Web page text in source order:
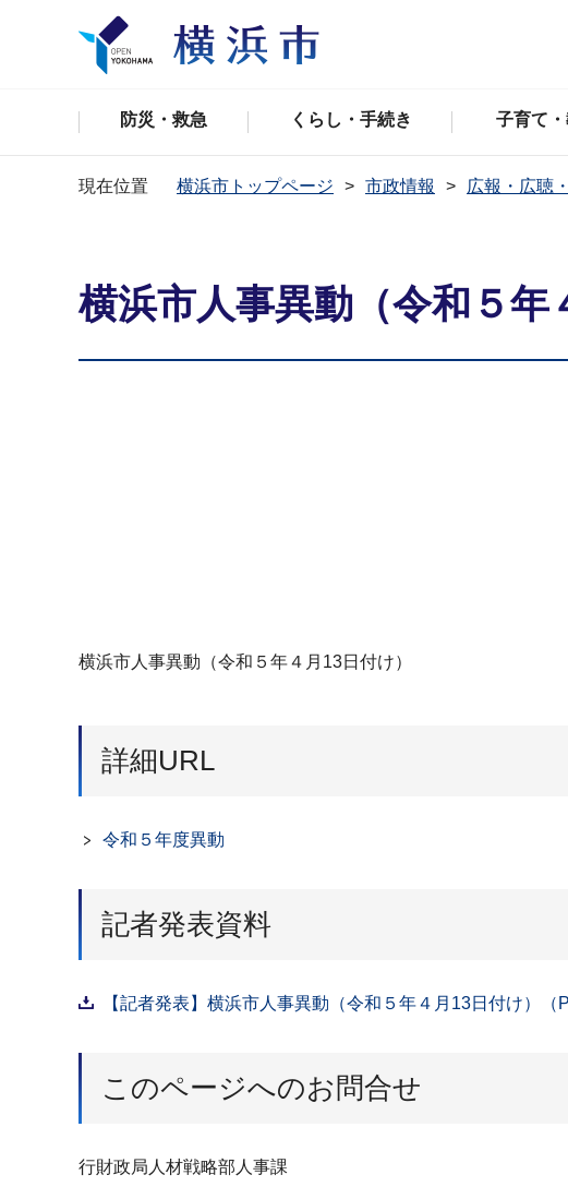
防災・救急 くらし・手続き 子育て
現在位置 横浜市トップページ 市政情報 広報・広聴
横浜市人事異動（令和５年
横浜市人事異動（令和５年４月13日付け）
詳細URL
令和５年度異動
記者発表資料
【記者発表】横浜市人事異動（令和５年４月13日付け）（
このページへのお問合せ
行財政局人材戦略部人事課